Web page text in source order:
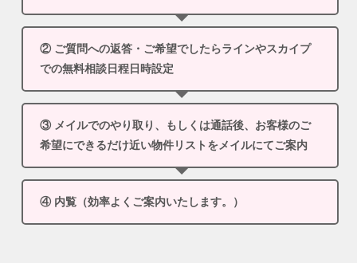
② ご質問への返答・ご希望でしたらラインやスカイプ
での無料相談日程日時設定
③ メイルでのやり取り、もしくは通話後、お客様のご
希望にできるだけ近い物件リストをメイルにてご案内
④ 内覧（効率よくご案内いたします。）